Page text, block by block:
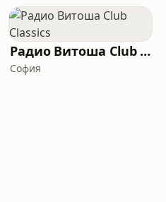
Радио Витоша Club Classics
София